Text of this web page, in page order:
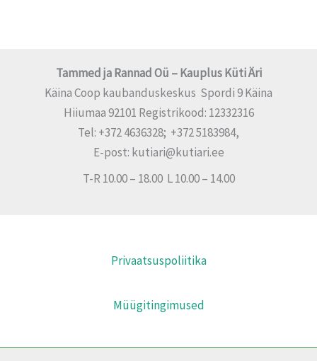
Tammed ja Rannad Oü – Kauplus Küti Äri
Käina Coop kaubanduskeskus Spordi 9 Käina
Hiiumaa 92101 Registrikood: 12332316
Tel: +372 4636328; +372 5183984,
E-post: kutiari@kutiari.ee
T-R 10.00 – 18.00 L 10.00 – 14.00
Privaatsuspoliitika
Müügitingimused